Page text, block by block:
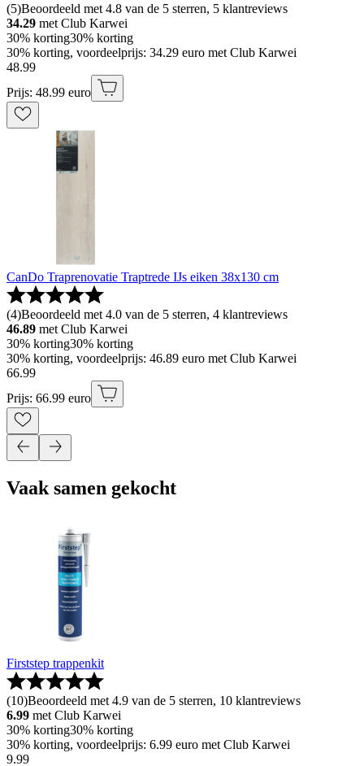
(5)Beoordeeld met 4.8 van de 5 sterren, 5 klantreviews
34.29 met Club Karwei
30% korting30% korting
30% korting, voordeelprijs: 34.29 euro met Club Karwei
48.99
Prijs: 48.99 euro
CanDo Traprenovatie Traptrede IJs eiken 38x130 cm
(4)Beoordeeld met 4.0 van de 5 sterren, 4 klantreviews
46.89 met Club Karwei
30% korting30% korting
30% korting, voordeelprijs: 46.89 euro met Club Karwei
66.99
Prijs: 66.99 euro
Vaak samen gekocht
Firststep trappenkit
(10)Beoordeeld met 4.9 van de 5 sterren, 10 klantreviews
6.99 met Club Karwei
30% korting30% korting
30% korting, voordeelprijs: 6.99 euro met Club Karwei
9.99